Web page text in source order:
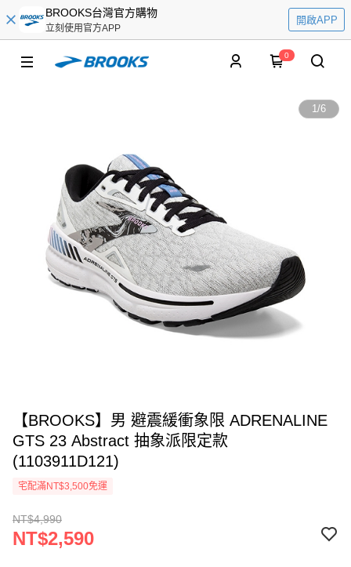
BROOKS台灣官方購物
立刻使用官方APP
開啟APP
0
1/6
【BROOKS】男 避震緩衝象限 ADRENALINE
GTS 23 Abstract 抽象派限定款
(1103911D121)
宅配滿NT$3,500免運
NT$4,990
NT$2,590